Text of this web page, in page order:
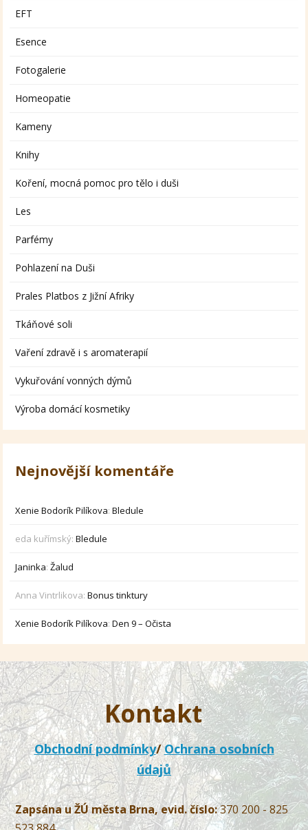
EFT
Esence
Fotogalerie
Homeopatie
Kameny
Knihy
Koření, mocná pomoc pro tělo i duši
Les
Parfémy
Pohlazení na Duši
Prales Platbos z Jižní Afriky
Tkáňové soli
Vaření zdravě i s aromaterapií
Vykuřování vonných dýmů
Výroba domácí kosmetiky
Nejnovější komentáře
Xenie Bodorík Pilíkova:Bledule
eda kuřímský:Bledule
Janinka:Žalud
Anna Vintrlikova:Bonus tinktury
Xenie Bodorík Pilíkova:Den 9 – Očista
Kontakt
Obchodní podmínky/Ochrana osobních
údajů
Zapsána u ŽÚ města Brna, evid. číslo:370 200 - 825